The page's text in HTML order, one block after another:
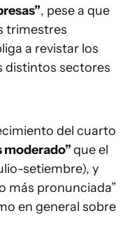
, pese a que
trimestres
a revistar los
distintos sectores
del cuarto
moderado”que el
setiembre), y
más pronunciada”
en general sobre